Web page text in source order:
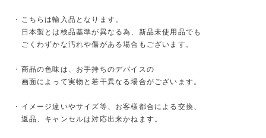
・こちらは輸入品となります。
日本製とは検品基準が異なる為、新品未使用品でも
ごくわずかな汚れや傷がある場合もございます。
・商品の色味は、お手持ちのデバイスの
画面によって実物と若干異なる場合がございます。
・イメージ違いやサイズ等、お客様都合による交換、
返品、キャンセルは対応出来かねます。